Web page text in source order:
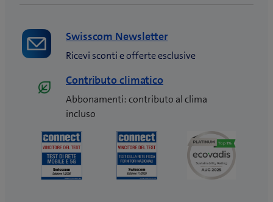
Swisscom Newsletter
Ricevi sconti e offerte esclusive
Contributo climatico
Abbonamenti: contributo al clima
incluso